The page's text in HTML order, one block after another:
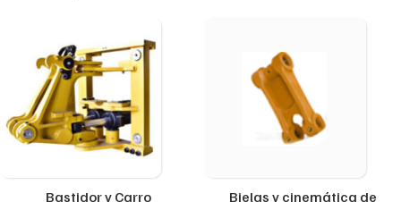
Bastidor y Carro Bielas y cinemática de